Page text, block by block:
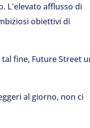
L'elevato afflusso di
obiettivi di
fine, Future Street
al giorno, non ci